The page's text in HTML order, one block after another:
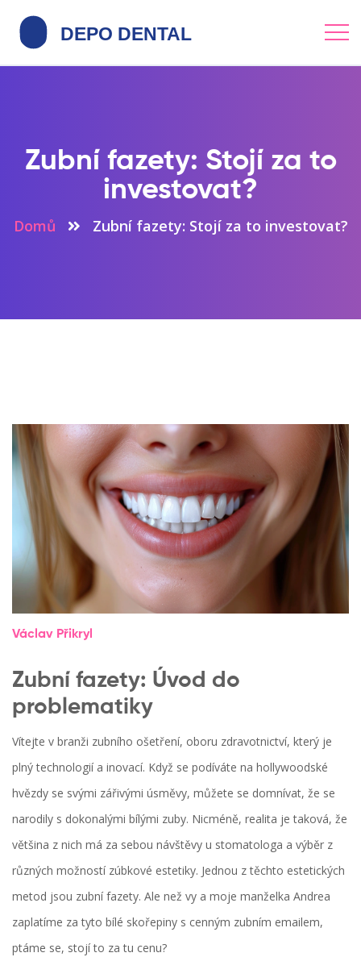
Zubní fazety: Stojí za to
investovat?
Domů Zubní fazety: Stojí za to investovat?
Václav Přikryl
Zubní fazety: Úvod do
problematiky
Vítejte v branži zubního ošetření, oboru zdravotnictví, který je
plný technologií a inovací. Když se podíváte na hollywoodské
hvězdy se svými zářivými úsměvy, můžete se domnívat, že se
narodily s dokonalými bílými zuby. Nicméně, realita je taková, že
většina z nich má za sebou návštěvy u stomatologa a výběr z
různých možností zúbkové estetiky. Jednou z těchto estetických
metod jsou zubní fazety. Ale než vy a moje manželka Andrea
zaplatíme za tyto bílé skořepiny s cenným zubním emailem,
ptáme se, stojí to za tu cenu?